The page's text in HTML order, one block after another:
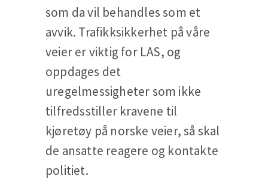
som da vil behandles som et
avvik. Trafikksikkerhet på våre
veier er viktig for LAS, og
oppdages det
uregelmessigheter som ikke
tilfredsstiller kravene til
kjøretøy på norske veier, så skal
de ansatte reagere og kontakte
politiet.